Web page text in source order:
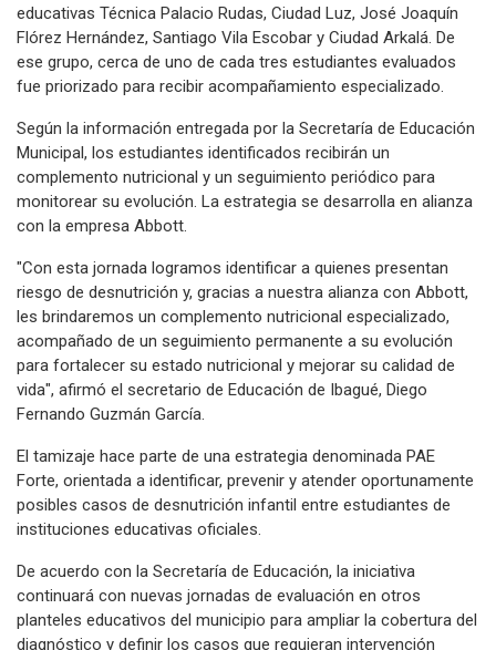
educativas Técnica Palacio Rudas, Ciudad Luz, José Joaquín
Flórez Hernández, Santiago Vila Escobar y Ciudad Arkalá. De
ese grupo, cerca de uno de cada tres estudiantes evaluados
fue priorizado para recibir acompañamiento especializado.
Según la información entregada por la Secretaría de Educación
Municipal, los estudiantes identificados recibirán un
complemento nutricional y un seguimiento periódico para
monitorear su evolución. La estrategia se desarrolla en alianza
con la empresa Abbott.
"Con esta jornada logramos identificar a quienes presentan
riesgo de desnutrición y, gracias a nuestra alianza con Abbott,
les brindaremos un complemento nutricional especializado,
acompañado de un seguimiento permanente a su evolución
para fortalecer su estado nutricional y mejorar su calidad de
vida", afirmó el secretario de Educación de Ibagué, Diego
Fernando Guzmán García.
El tamizaje hace parte de una estrategia denominada PAE
Forte, orientada a identificar, prevenir y atender oportunamente
posibles casos de desnutrición infantil entre estudiantes de
instituciones educativas oficiales.
De acuerdo con la Secretaría de Educación, la iniciativa
continuará con nuevas jornadas de evaluación en otros
planteles educativos del municipio para ampliar la cobertura del
diagnóstico y definir los casos que requieran intervención